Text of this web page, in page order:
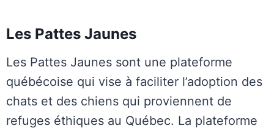
Les Pattes Jaunes
Les Pattes Jaunes sont une plateforme
québécoise qui vise à faciliter l’adoption des
chats et des chiens qui proviennent de
refuges éthiques au Québec. La plateforme